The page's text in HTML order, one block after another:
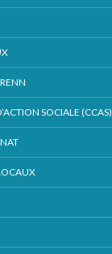
SOCIALE (CCAS)